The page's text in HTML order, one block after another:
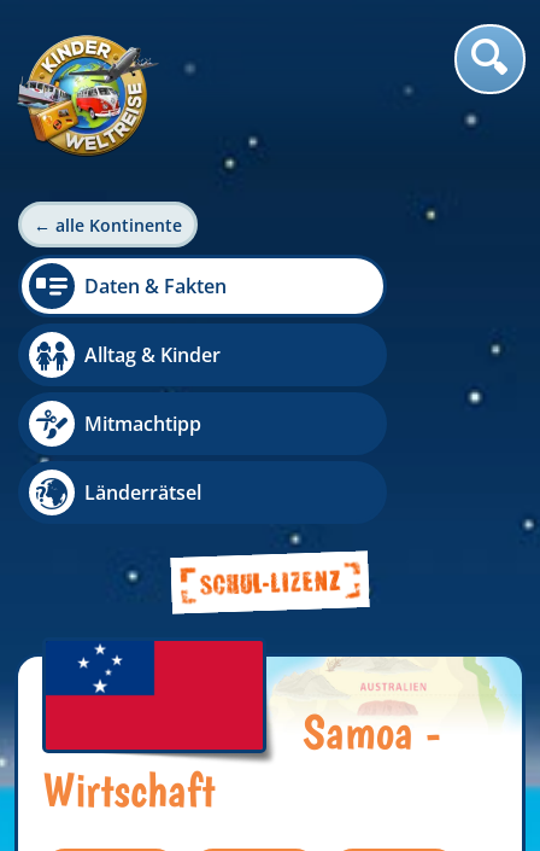
← alle Kontinente
Daten & Fakten
Alltag & Kinder
Mitmachtipp
Länderrätsel
Samoa -
Wirtschaft